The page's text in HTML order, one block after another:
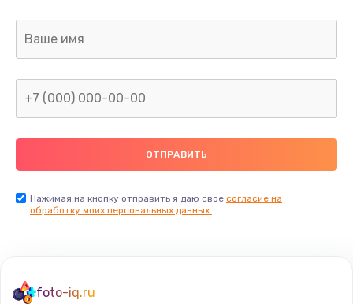
Заказать
Ремонт капиллярной трубки
400 руб.
Заказать
Нажимая на кнопку отправить я даю свое согласие на
обработку моих персональных данных.
foto-iq.ru